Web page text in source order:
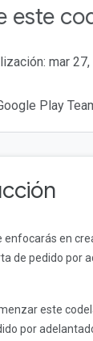
este
mar
Play
enfocarás en
de pedido por
este
por